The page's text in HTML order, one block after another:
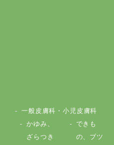
一般皮膚科・小児皮膚科
かゆみ、
ざらつき
できも
の、ブツ